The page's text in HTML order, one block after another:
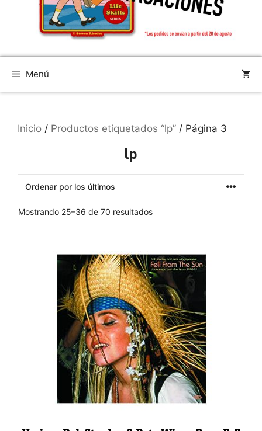
Menú
Inicio / Productos etiquetados “lp” / Página 3
lp
Mostrando 25–36 de 70 resultadosOrdenado